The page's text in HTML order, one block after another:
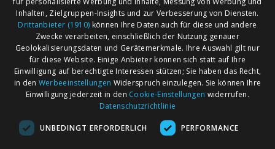
AGB
Impressum
Kontakt
Märkte nach Bundesländern
Märkte nach PLZ
Märkte nach Umkreis
Flohmarkt
Inhalten, Zielgruppen-Insights und zur Verbesserung von Diensten.
Drittanbieter (1910) können Ihre Daten auch für diese und andere
Zwecke verarbeiten, einschließlich der Nutzung genauer
Geolokalisierungsdaten und Gerätemerkmale. Ihre Auswahl gilt nur
für diese Website. Einige Anbieter können sich statt auf Ihre
Einwilligung auf berechtigte Interessen stützen; Sie haben das Recht,
in den Werbeeinstellungen Widerspruch einzulegen. Sie können Ihre
Einwilligung jederzeit in den Cookie-Einstellungen widerrufen.
Datenschutzrichtlinie
UNBEDINGT ERFORDERLICH PERFORMANCE